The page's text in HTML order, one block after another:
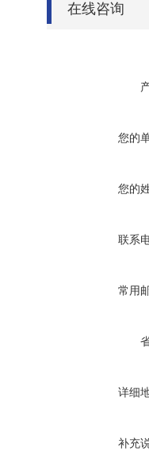
在线咨询
您的
您的
联系
常用
详细
补充